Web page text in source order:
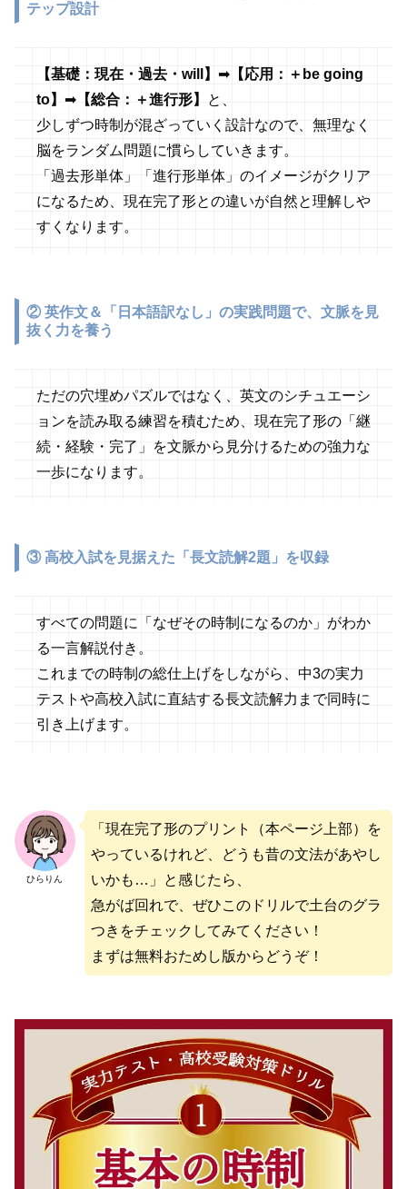
テップ設計
【基礎：現在・過去・will】 ➡ 【応用：＋be going
to】 ➡ 【総合：＋進行形】
と、
少しずつ時制が混ざっていく設計なので、無理なく
脳をランダム問題に慣らしていきます。
「過去形単体」「進行形単体」のイメージがクリア
になるため、現在完了形との違いが自然と理解しや
すくなります。
② 英作文＆「日本語訳なし」の実践問題で、文脈を見
抜く力を養う
ただの穴埋めパズルではなく、英文のシチュエーシ
ョンを読み取る練習を積むため、現在完了形の「継
続・経験・完了」を文脈から見分けるための強力な
一歩になります。
③ 高校入試を見据えた「長文読解2題」を収録
すべての問題に「なぜその時制になるのか」がわか
る一言解説付き。
これまでの時制の総仕上げをしながら、中3の実力
テストや高校入試に直結する長文読解力まで同時に
引き上げます。
ひらりん
「現在完了形のプリント（本ページ上部）を
やっているけれど、どうも昔の文法があやし
いかも…」と感じたら、
急がば回れで、ぜひこのドリルで土台のグラ
つきをチェックしてみてください！
まずは無料おためし版からどうぞ！